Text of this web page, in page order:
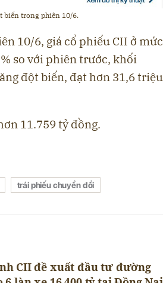
biến trong phiên 10/6.
10/6, giá cổ phiếu CII ở mức
so với phiên trước, khối
đột biến, đạt hơn 31,6 triệu
11.759 tỷ đồng.
trái phiếu chuyển đổi
CII đề xuất đầu tư đường